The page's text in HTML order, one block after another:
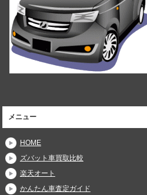
メニュー
HOME
ズバット車買取比較
楽天オート
かんたん車査定ガイド